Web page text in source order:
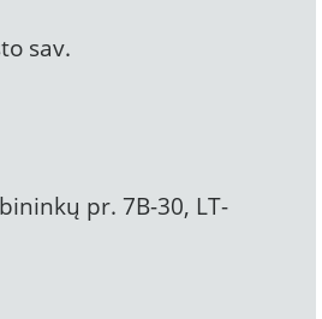
sav.
pr. 7B-30, LT-